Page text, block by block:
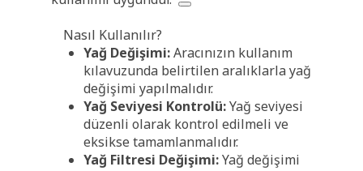
Nasıl Kullanılır?
Yağ Değişimi:Aracınızın kullanım
kılavuzunda belirtilen aralıklarla yağ
değişimi yapılmalıdır.
Yağ Seviyesi Kontrolü:Yağ seviyesi
düzenli olarak kontrol edilmeli ve
eksikse tamamlanmalıdır.
Yağ Filtresi Değişimi:Yağ değişimi